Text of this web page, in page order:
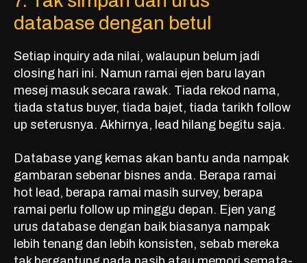
database dengan betul
Setiap inquiry ada nilai, walaupun belum jadi
closing hari ini. Namun ramai ejen baru layan
mesej masuk secara rawak. Tiada rekod nama,
tiada status buyer, tiada bajet, tiada tarikh follow
up seterusnya. Akhirnya, lead hilang begitu saja.
Database yang kemas akan bantu anda nampak
gambaran sebenar bisnes anda. Berapa ramai
hot lead, berapa ramai masih survey, berapa
ramai perlu follow up minggu depan. Ejen yang
urus database dengan baik biasanya nampak
lebih tenang dan lebih konsisten, sebab mereka